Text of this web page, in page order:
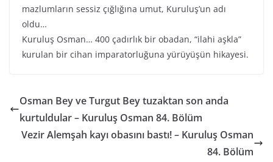
mazlumların sessiz çığlığına umut, Kuruluş’un adı
oldu…
Kuruluş Osman… 400 çadırlık bir obadan, “ilahi aşkla”
kurulan bir cihan imparatorluğuna yürüyüşün hikayesi.
Osman Bey ve Turgut Bey tuzaktan son anda
kurtuldular – Kuruluş Osman 84. Bölüm
Vezir Alemşah kayı obasını bastı! – Kuruluş Osman
84. Bölüm